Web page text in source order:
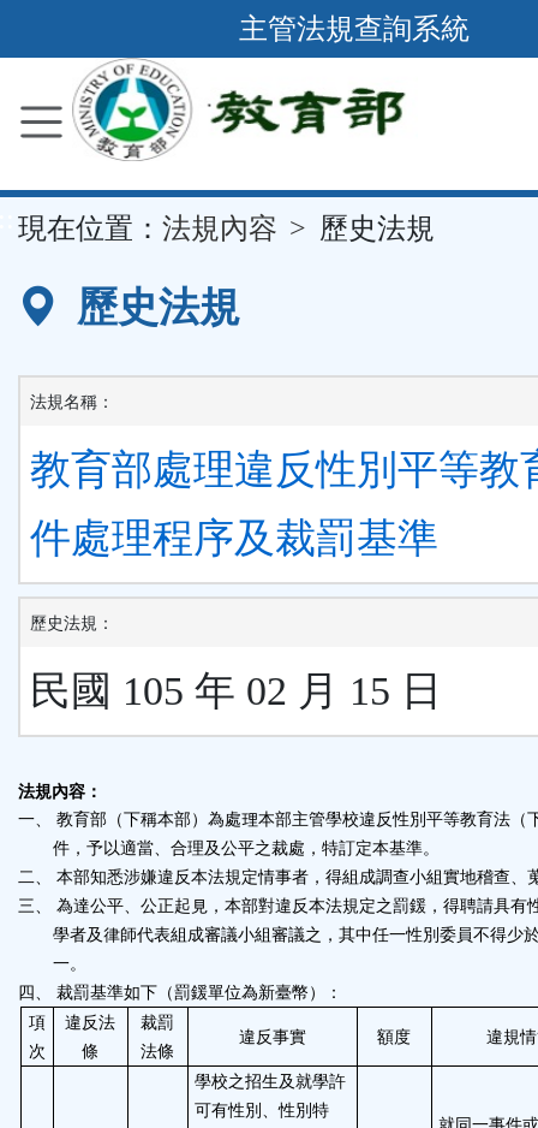
到
要
容
區
主管法規查詢系統
現在位置： 法規內容 歷史法規
歷史法規
法規名稱：
教育部處理違反性別平等教
件處理程序及裁罰基準
歷史法規：
民國 105 年 02 月 15 日
法規內容：
一、
教育部（下稱本部）為處理本部主管學校違反性別平等教育法（
件，予以適當、合理及公平之裁處，特訂定本基準。
二、 本部知悉涉嫌違反本法規定情事者，得組成調查小組實地稽查、
三、
為達公平、公正起見，本部對違反本法規定之罰鍰，得聘請具有
學者及律師代表組成審議小組審議之，其中任一性別委員不得少
一。
四、 裁罰基準如下（罰鍰單位為新臺幣）：
項
次
違反法
條
裁罰
法條
違反事實 額度 違規
學校之招生及就學許
可有性別、性別特